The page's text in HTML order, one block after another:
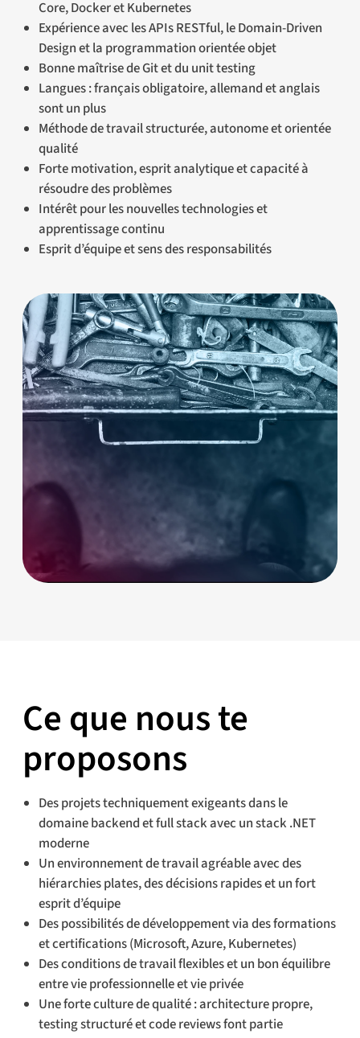
Core, Docker et Kubernetes
Expérience avec les APIs RESTful, le Domain-Driven
Design et la programmation orientée objet
Bonne maîtrise de Git et du unit testing
Langues : français obligatoire, allemand et anglais
sont un plus
Méthode de travail structurée, autonome et orientée
qualité
Forte motivation, esprit analytique et capacité à
résoudre des problèmes
Intérêt pour les nouvelles technologies et
apprentissage continu
Esprit d’équipe et sens des responsabilités
Ce que nous te
proposons
Des projets techniquement exigeants dans le
domaine backend et full stack avec un stack .NET
moderne
Un environnement de travail agréable avec des
hiérarchies plates, des décisions rapides et un fort
esprit d’équipe
Des possibilités de développement via des formations
et certifications (Microsoft, Azure, Kubernetes)
Des conditions de travail flexibles et un bon équilibre
entre vie professionnelle et vie privée
Une forte culture de qualité : architecture propre,
testing structuré et code reviews font partie